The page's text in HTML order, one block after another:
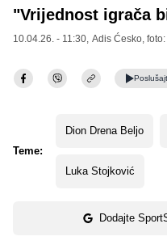
"Vrijednost igrača
10.04.26. - 11:30, Adis Ćesko ,
Teme:
Dion Drena Beljo
Luka Stojković
Dodajte